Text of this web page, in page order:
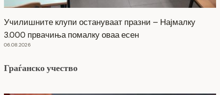
Училишните клупи остануваат празни – Најмалку
3.000 првачиња помалку оваа есен
06.08.2026
Граѓанско учество